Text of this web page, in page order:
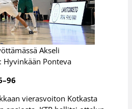
Akseli
Hyvinkään Ponteva
vierasvoiton Kotkasta